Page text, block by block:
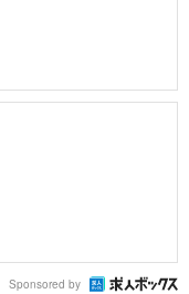
Sponsored by